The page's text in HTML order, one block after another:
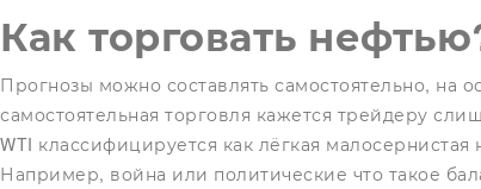
Как торговать
Прогнозы можно составлять самостоятельно, на
самостоятельная торговля кажется трейдеру
WTI классифицируется как лёгкая малосернистая
Например, война или политические что такое